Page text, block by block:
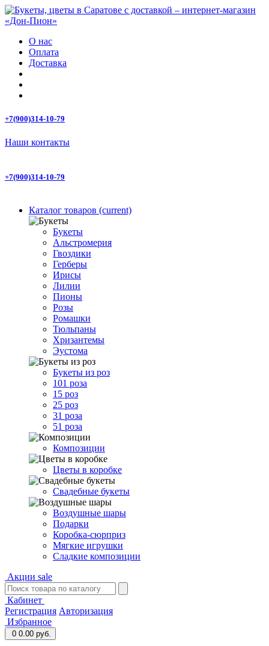
О нас
Оплата
Доставка
+7(900)314-10-79
Наши контакты
+7(900)314-10-79
Каталог товаров (current)
Букеты
Альстромерия
Гвоздики
Герберы
Ирисы
Лилии
Пионы
Розы
Ромашки
Тюльпаны
Хризантемы
Эустома
Букеты из роз
101 роза
15 роз
25 роз
31 роза
51 роза
Композиции
Цветы в коробке
Свадебные букеты
Воздушные шары
Подарки
Коробка-сюрприз
Мягкие игрушки
Сладкие композиции
Акции sale
Кабинет
Регистрация Авторизация
Избранное
0 0.00 руб.